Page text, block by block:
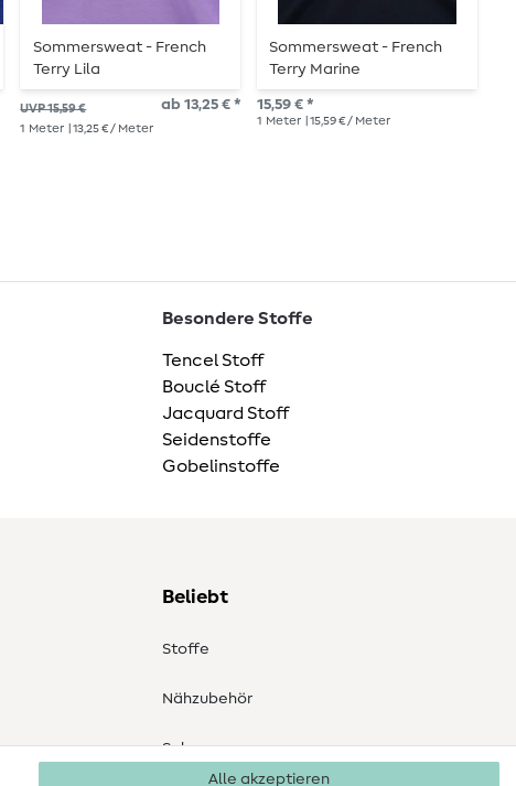
Sommersweat - French
Terry Lila
UVP 15,59 € ab 13,25 € *
1 Meter | 13,25 € / Meter
Sommersweat - French
Terry Marine
15,59 € *
1 Meter | 15,59 € / Meter
Besondere Stoffe
Tencel Stoff
Bouclé Stoff
Jacquard Stoff
Seidenstoffe
Gobelinstoffe
Beliebt
Stoffe
Nähzubehör
Sale
Alle akzeptieren